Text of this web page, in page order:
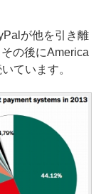
が他を引き離
の後にAmerica
ています。